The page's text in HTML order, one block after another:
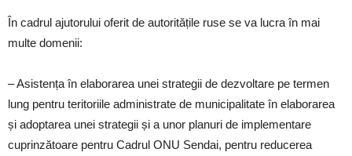
În cadrul ajutorului oferit de autoritățile ruse se va lucra în mai
multe domenii:
– Asistența în elaborarea unei strategii de dezvoltare pe termen
lung pentru teritoriile administrate de municipalitate în elaborarea
și adoptarea unei strategii și a unor planuri de implementare
cuprinzătoare pentru Cadrul ONU Sendai, pentru reducerea